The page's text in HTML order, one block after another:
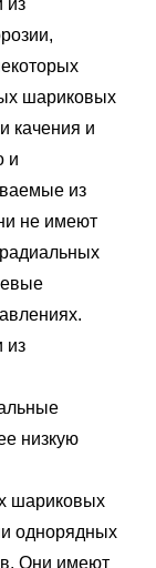
из
шариковых
качения и
и
из
не имеют
из
низкую
шариковых
однорядных
Они имеют